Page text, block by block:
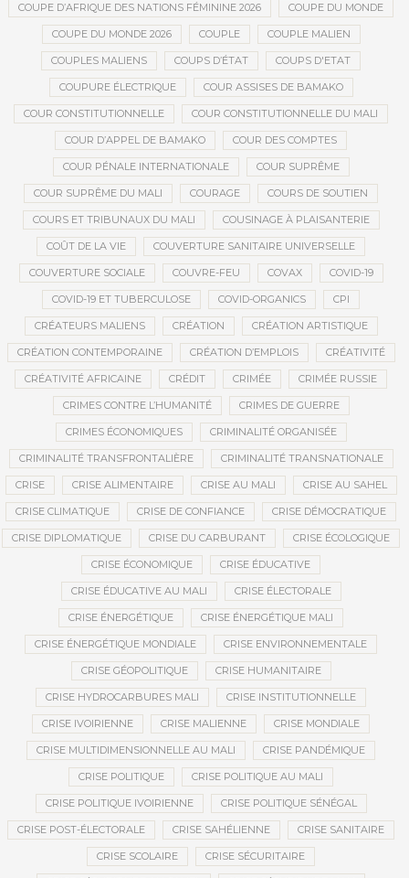
COUPE D’AFRIQUE DES NATIONS FÉMININE 2026 COUPE DU MONDE
COUPE DU MONDE 2026 COUPLE COUPLE MALIEN
COUPLES MALIENS COUPS D’ÉTAT COUPS D'ETAT
COUPURE ÉLECTRIQUE COUR ASSISES DE BAMAKO
COUR CONSTITUTIONNELLE COUR CONSTITUTIONNELLE DU MALI
COUR D’APPEL DE BAMAKO COUR DES COMPTES
COUR PÉNALE INTERNATIONALE COUR SUPRÊME
COUR SUPRÊME DU MALI COURAGE COURS DE SOUTIEN
COURS ET TRIBUNAUX DU MALI COUSINAGE À PLAISANTERIE
COÛT DE LA VIE COUVERTURE SANITAIRE UNIVERSELLE
COUVERTURE SOCIALE COUVRE-FEU COVAX COVID-19
COVID-19 ET TUBERCULOSE COVID-ORGANICS CPI
CRÉATEURS MALIENS CRÉATION CRÉATION ARTISTIQUE
CRÉATION CONTEMPORAINE CRÉATION D’EMPLOIS CRÉATIVITÉ
CRÉATIVITÉ AFRICAINE CRÉDIT CRIMÉE CRIMÉE RUSSIE
CRIMES CONTRE L’HUMANITÉ CRIMES DE GUERRE
CRIMES ÉCONOMIQUES CRIMINALITÉ ORGANISÉE
CRIMINALITÉ TRANSFRONTALIÈRE CRIMINALITÉ TRANSNATIONALE
CRISE CRISE ALIMENTAIRE CRISE AU MALI CRISE AU SAHEL
CRISE CLIMATIQUE CRISE DE CONFIANCE CRISE DÉMOCRATIQUE
CRISE DIPLOMATIQUE CRISE DU CARBURANT CRISE ÉCOLOGIQUE
CRISE ÉCONOMIQUE CRISE ÉDUCATIVE
CRISE ÉDUCATIVE AU MALI CRISE ÉLECTORALE
CRISE ÉNERGÉTIQUE CRISE ÉNERGÉTIQUE MALI
CRISE ÉNERGÉTIQUE MONDIALE CRISE ENVIRONNEMENTALE
CRISE GÉOPOLITIQUE CRISE HUMANITAIRE
CRISE HYDROCARBURES MALI CRISE INSTITUTIONNELLE
CRISE IVOIRIENNE CRISE MALIENNE CRISE MONDIALE
CRISE MULTIDIMENSIONNELLE AU MALI CRISE PANDÉMIQUE
CRISE POLITIQUE CRISE POLITIQUE AU MALI
CRISE POLITIQUE IVOIRIENNE CRISE POLITIQUE SÉNÉGAL
CRISE POST-ÉLECTORALE CRISE SAHÉLIENNE CRISE SANITAIRE
CRISE SCOLAIRE CRISE SÉCURITAIRE